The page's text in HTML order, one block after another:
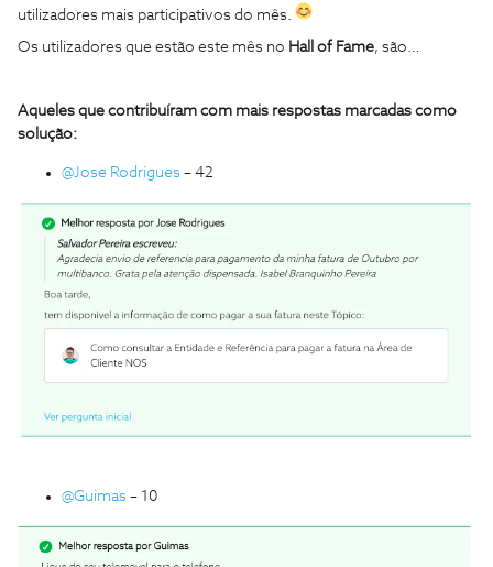
utilizadores mais participativos do mês.
Os utilizadores que estão este mês no Hall of Fame, são…
Aqueles que contribuíram com mais respostas marcadas como
solução:
@Jose Rodrigues – 42
@Guimas – 10